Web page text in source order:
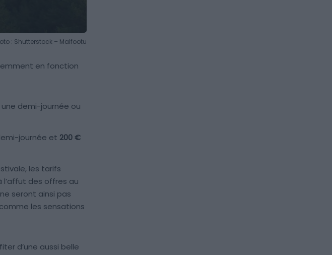
: Shutterstock – Malfootu
en fonction
une demi-journée ou
journée et 200 €
les tarifs
l’affut des offres au
seront ainsi pas
les sensations
d’une aussi belle